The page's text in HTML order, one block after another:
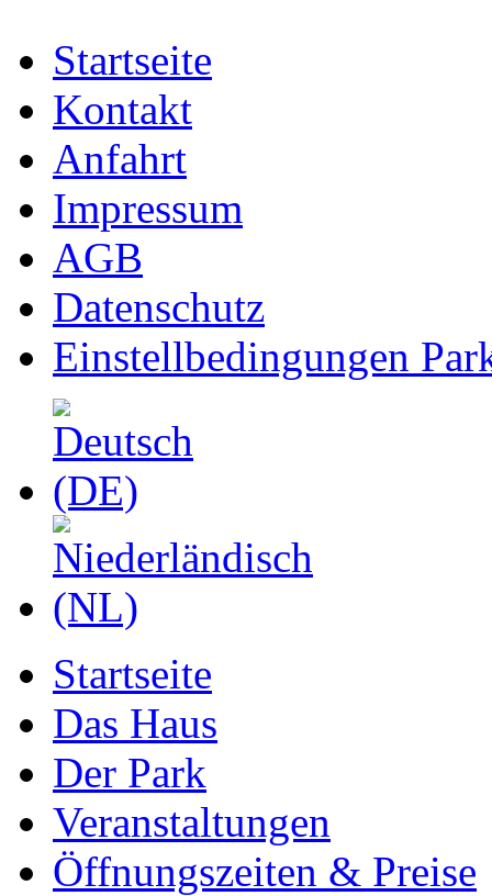
Startseite
Kontakt
Anfahrt
Impressum
AGB
Datenschutz
Einstellbedingungen
Startseite
Das Haus
Der Park
Veranstaltungen
Öffnungszeiten & Preise